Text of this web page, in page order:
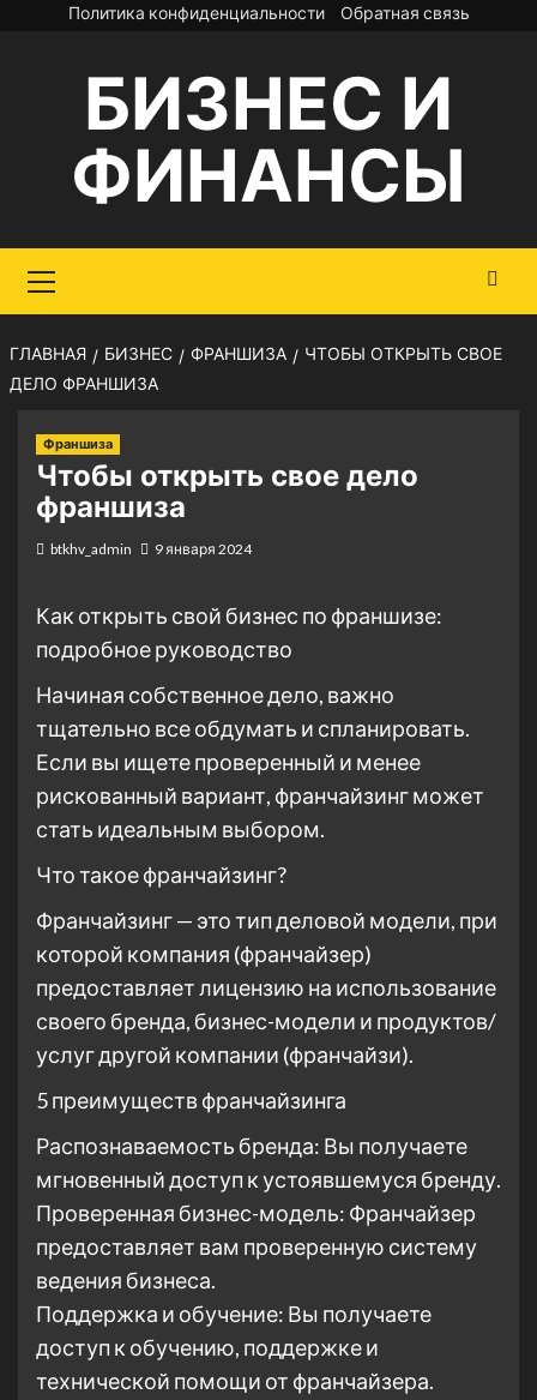
Перейти
содержимому
Политика конфиденциальности Обратная связь
БИЗНЕС И
ФИНАНСЫ
меню
ГЛАВНАЯ БИЗНЕС ФРАНШИЗА
ЧТОБЫ ОТКРЫТЬ СВОЕ
ДЕЛО ФРАНШИЗА
Франшиза
Чтобы открыть свое дело
франшиза
btkhv_admin 9 января 2024
Как открыть свой бизнес по франшизе:
подробное руководство
Начиная собственное дело, важно
тщательно все обдумать и спланировать.
Если вы ищете проверенный и менее
рискованный вариант, франчайзинг может
стать идеальным выбором.
Что такое франчайзинг?
Франчайзинг — это тип деловой модели, при
которой компания (франчайзер)
предоставляет лицензию на использование
своего бренда, бизнес-модели и продуктов/
услуг другой компании (франчайзи).
5 преимуществ франчайзинга
Распознаваемость бренда: Вы получаете
мгновенный доступ к устоявшемуся бренду.
Проверенная бизнес-модель: Франчайзер
предоставляет вам проверенную систему
ведения бизнеса.
Поддержка и обучение: Вы получаете
доступ к обучению, поддержке и
технической помощи от франчайзера.